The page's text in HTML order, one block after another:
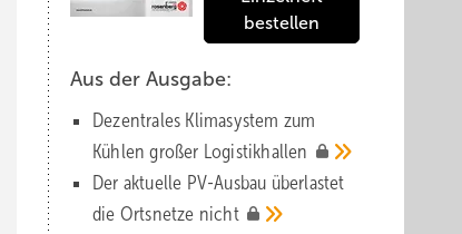
bestellen
Aus der Ausgabe:
Dezentrales Klimasystem zum
Kühlen großer Logistik­hallen
Der aktuelle PV-Ausbau über­lastet
die Orts­netze nicht